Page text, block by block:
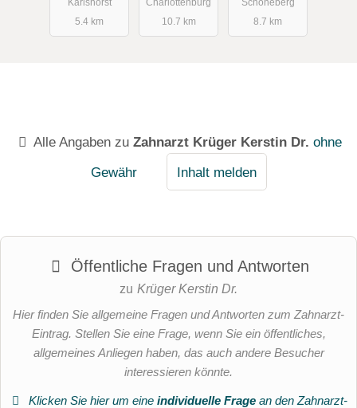
Karlshorst
5.4 km
Charlottenburg
10.7 km
Schöneberg
8.7 km
Alle Angaben zuZahnarzt Krüger Kerstin Dr. ohne
Gewähr
Inhalt melden
Öffentliche Fragen und Antworten
zu Krüger Kerstin Dr.
Hier finden Sie allgemeine Fragen und Antworten zum Zahnarzt-
Eintrag. Stellen Sie eine Frage, wenn Sie ein öffentliches,
allgemeines Anliegen haben, das auch andere Besucher
interessieren könnte.
Klicken Sie hier um eine individuelle Fragean den Zahnarzt-